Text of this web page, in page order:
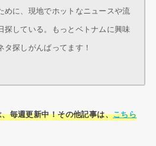
めに、現地でホットなニュースや流
探している。もっとベトナムに興味
探しがんばってます！
毎週更新中！その他記事は、こちら